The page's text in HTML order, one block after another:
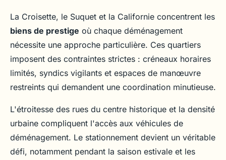
La Croisette, le Suquet et la Californie concentrent les
biens de prestige où chaque déménagement
nécessite une approche particulière. Ces quartiers
imposent des contraintes strictes : créneaux horaires
limités, syndics vigilants et espaces de manœuvre
restreints qui demandent une coordination minutieuse.
L'étroitesse des rues du centre historique et la densité
urbaine compliquent l'accès aux véhicules de
déménagement. Le stationnement devient un véritable
défi, notamment pendant la saison estivale et les